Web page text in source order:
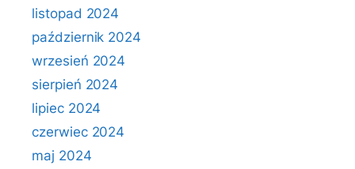
listopad 2024
październik 2024
wrzesień 2024
sierpień 2024
lipiec 2024
czerwiec 2024
maj 2024